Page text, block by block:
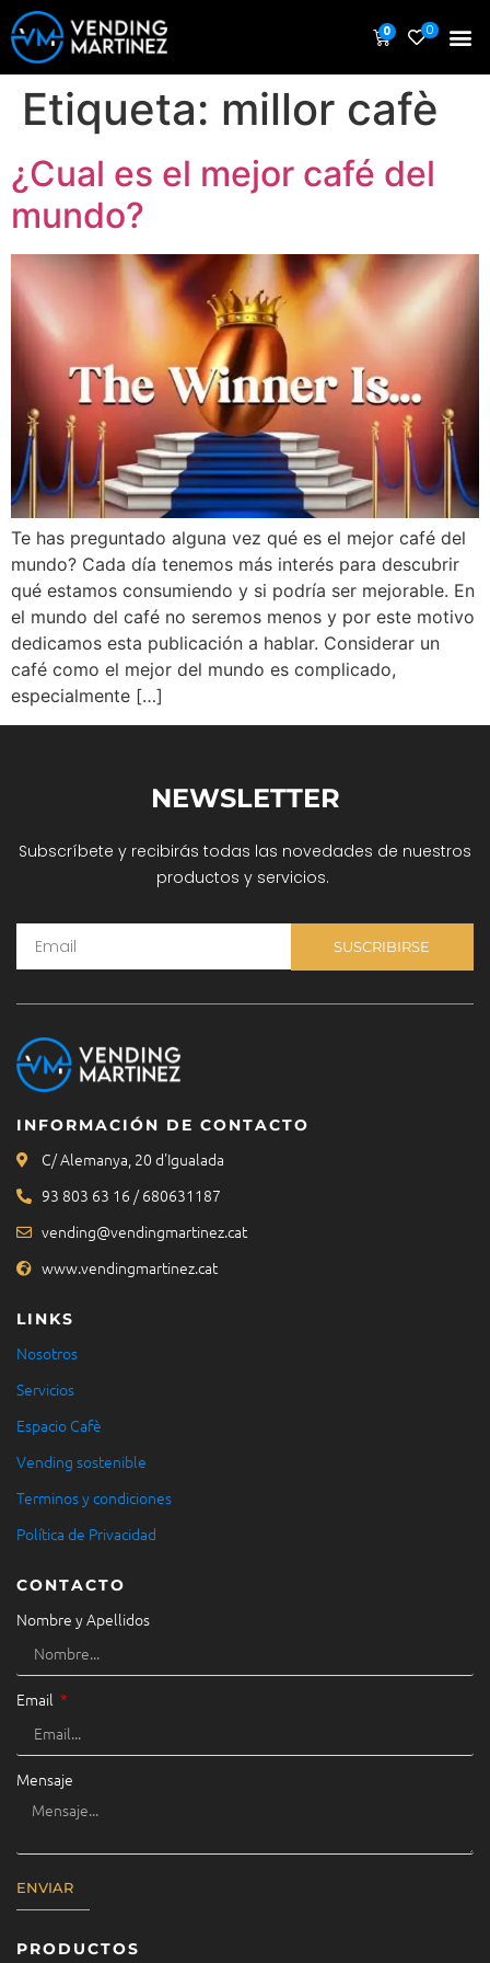
0 0
Etiqueta: millor cafè
¿Cual es el mejor café del
mundo?
Te has preguntado alguna vez qué es el mejor café del
mundo? Cada día tenemos más interés para descubrir
qué estamos consumiendo y si podría ser mejorable. En
el mundo del café no seremos menos y por este motivo
dedicamos esta publicación a hablar. Considerar un
café como el mejor del mundo es complicado,
especialmente […]
NEWSLETTER
Subscríbete y recibirás todas las novedades de nuestros
productos y servicios.
SUSCRIBIRSE
INFORMACIÓN DE CONTACTO
C/ Alemanya, 20 d'Igualada
93 803 63 16 / 680631187
vending@vendingmartinez.cat
www.vendingmartinez.cat
LINKS
Nosotros
Servicios
Espacio Cafè
Vending sostenible
Terminos y condiciones
Política de Privacidad
CONTACTO
Nombre y Apellidos
Email
Mensaje
ENVIAR
PRODUCTOS